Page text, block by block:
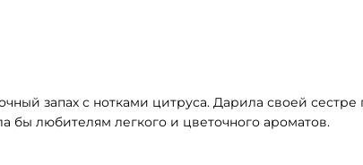
запах с нотками цитруса. Дарила своей
любителям легкого и цветочного ароматов.